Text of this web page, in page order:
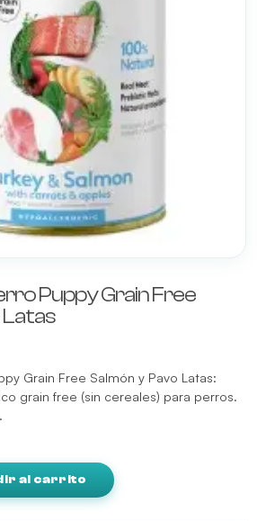
Puppy Grain Free
Latas
Grain Free Salmón y Pavo Latas:
grain free (sin cereales) para perros.
al carrito